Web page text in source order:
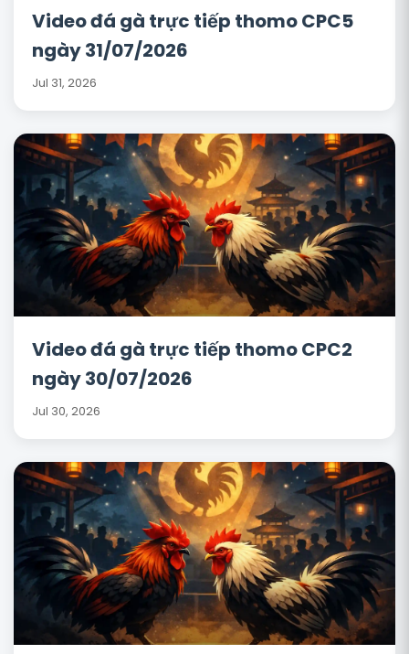
Video đá gà trực tiếp thomo CPC5
ngày 31/07/2026
Jul 31, 2026
Video đá gà trực tiếp thomo CPC2
ngày 30/07/2026
Jul 30, 2026